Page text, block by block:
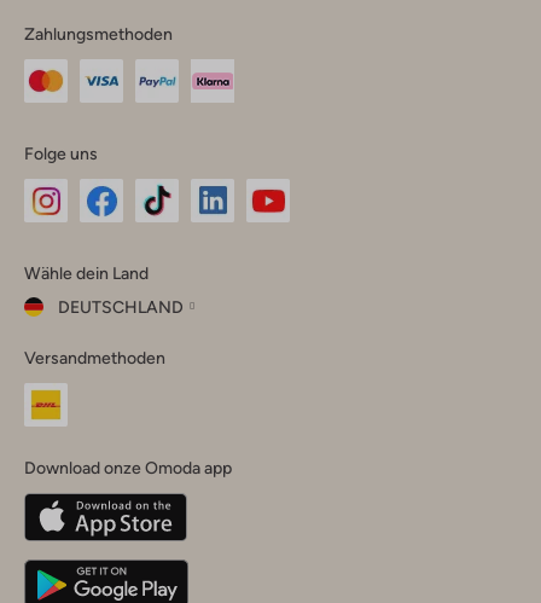
Zahlungsmethoden
Folge uns
Instagram
Facebook
TikTok
Wähle dein Land
DEUTSCHLAND
dein
Land
Belgique(Français)
Deutschland
Versandmethoden
Download onze Omoda app